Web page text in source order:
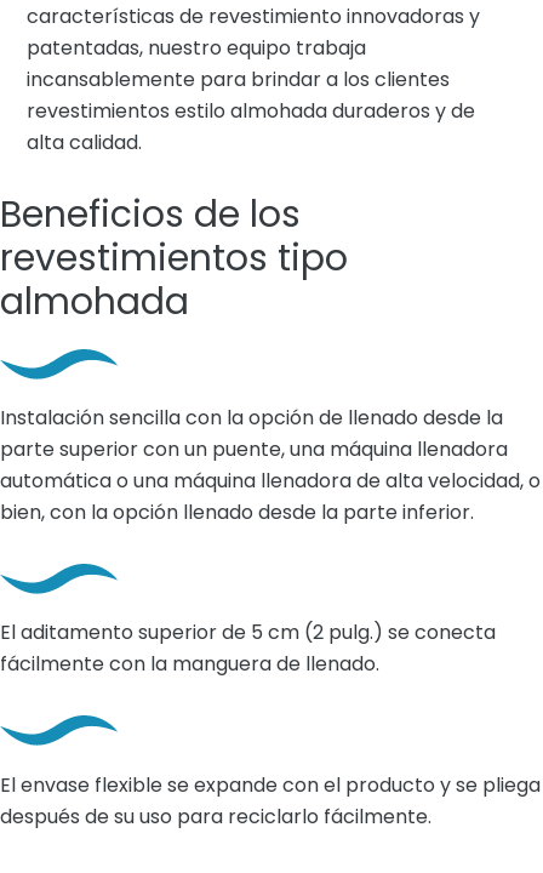
características de revestimiento innovadoras y
patentadas, nuestro equipo trabaja
incansablemente para brindar a los clientes
revestimientos estilo almohada duraderos y de
alta calidad.
Beneficios de los
revestimientos tipo
almohada
Instalación sencilla con la opción de llenado desde la
parte superior con un puente, una máquina llenadora
automática o una máquina llenadora de alta velocidad, o
bien, con la opción llenado desde la parte inferior.
El aditamento superior de 5 cm (2 pulg.) se conecta
fácilmente con la manguera de llenado.
El envase flexible se expande con el producto y se pliega
después de su uso para reciclarlo fácilmente.